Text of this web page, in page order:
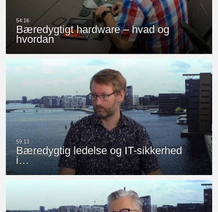
Bæredygtigt hardware – hvad og
hvordan
Bæredygtig ledelse og IT-sikkerhed
i…